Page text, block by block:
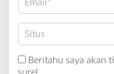
Beritahu saya akan